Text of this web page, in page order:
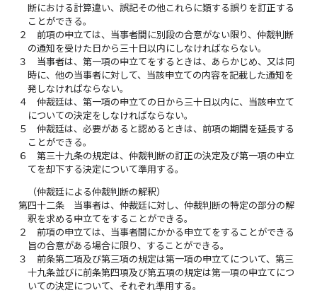
断における計算違い、誤記その他これらに類する誤りを訂正する
ことができる。
２
前項の申立ては、当事者間に別段の合意がない限り、仲裁判断
の通知を受けた日から三十日以内にしなければならない。
３
当事者は、第一項の申立てをするときは、あらかじめ、又は同
時に、他の当事者に対して、当該申立ての内容を記載した通知を
発しなければならない。
４
仲裁廷は、第一項の申立ての日から三十日以内に、当該申立て
についての決定をしなければならない。
５
仲裁廷は、必要があると認めるときは、前項の期間を延長する
ことができる。
６
第三十九条の規定は、仲裁判断の訂正の決定及び第一項の申立
てを却下する決定について準用する。
（仲裁廷による仲裁判断の解釈）
第四十二条
当事者は、仲裁廷に対し、仲裁判断の特定の部分の解
釈を求める申立てをすることができる。
２
前項の申立ては、当事者間にかかる申立てをすることができる
旨の合意がある場合に限り、することができる。
３
前条第二項及び第三項の規定は第一項の申立てについて、第三
十九条並びに前条第四項及び第五項の規定は第一項の申立てにつ
いての決定について、それぞれ準用する。